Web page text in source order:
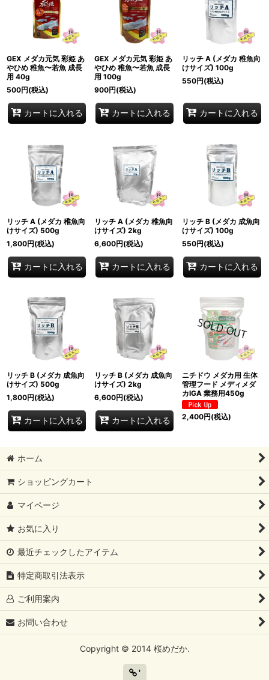
GEX メダカ元気 彩姫 あ
やひめ 稚魚〜若魚 成長
用 40g
500円(税込)
カートに入れる
GEX メダカ元気 彩姫 あ
やひめ 稚魚〜若魚 成長
用 100g
900円(税込)
カートに入れる
リッチ A (メダカ 稚魚向
けサイズ) 100g
550円(税込)
カートに入れる
リッチ A (メダカ 稚魚向
けサイズ) 500g
1,800円(税込)
カートに入れる
リッチ A (メダカ 稚魚向
けサイズ) 2kg
6,600円(税込)
カートに入れる
リッチ B (メダカ 成魚向
けサイズ) 100g
550円(税込)
カートに入れる
リッチ B (メダカ 成魚向
けサイズ) 500g
1,800円(税込)
カートに入れる
リッチ B (メダカ 成魚向
けサイズ) 2kg
6,600円(税込)
カートに入れる
ニチドウ メダカ用 生体
管理フード メディメダ
カIGA 業務用450g
2,400円(税込)
ホーム
ショッピングカート
マイページ
お気に入り
最近チェックしたアイテム
特定商取引法表示
ご利用案内
お問い合わせ
Copyright © 2014 桜めだか.
'